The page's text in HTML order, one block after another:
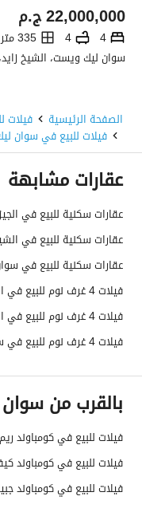
ج.م22,000,000
4
4
335 متر مربع
سوان ليك ويست، الشيخ
الصفحة الرئيسية فيلات
فيلات للبيع في سوان
عقارات مشابهة
عقارات سكنية للبيع في
عقارات سكنية للبيع في
عقارات سكنية للبيع في
فيلات 4 غرف نوم للبيع في الجيزة
فيلات 4 غرف نوم للبيع في الشيخ زايد
فيلات 4 غرف نوم للبيع في سوان ليك ويست
بالقرب من
فيلات للبيع في كومباوند
فيلات للبيع في كومباوند
فيلات للبيع في كومباوند